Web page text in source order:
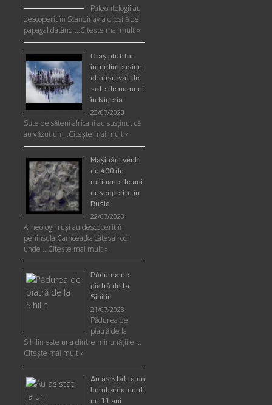
Paleontologii au
descoperit în Scandinavia o fosilă de
papagal datând …Citește mai mult »
Oraş plutitor
interdimension
al observat de
sute de oameni
în Nigeria
23/07/2023
Sute de săteni africani au susținut că
au văzut un …Citește mai mult »
Maşinării vechi
de 400 de
milioane de ani
descoperite în
Rusia
22/07/2023
Arheologii ruşi au descoperit în
peninsula Camceatka câteva roci
unde …Citește mai mult »
Pădurea de
piatră de la
Sihilin
21/07/2023
Pădurea de
piatră de la
Sihilin este una dintre minunăţiile …
Citește mai mult »
Au asistat la un
bombardament
cu 11 ani